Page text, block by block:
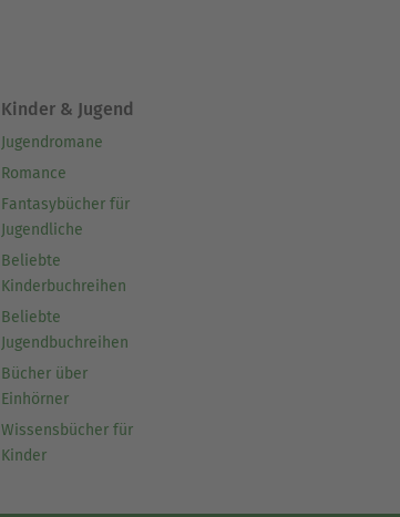
Kinder & Jugend
Jugendromane
Romance
Fantasybücher für
Jugendliche
Beliebte
Kinderbuchreihen
Beliebte
Jugendbuchreihen
Bücher über
Einhörner
Wissensbücher für
Kinder